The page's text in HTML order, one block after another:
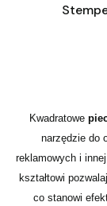
Kwadratowe
narzędzie do
reklamowych i
kształtowi
co stanowi